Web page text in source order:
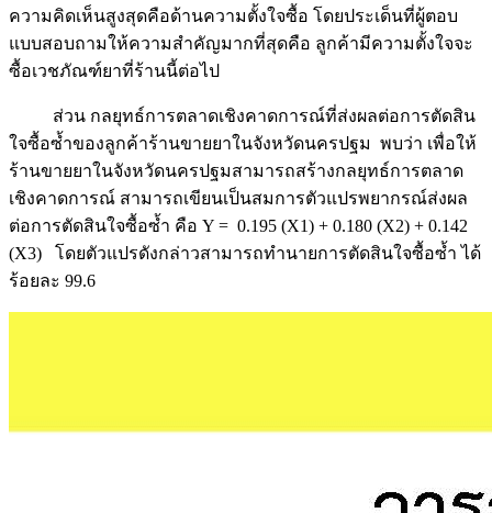
ความคิดเห็นสูงสุดคือด้านความตั้งใจซื้อ โดยประเด็นที่ผู้ตอบ
แบบสอบถามให้ความสำคัญมากที่สุดคือ ลูกค้ามีความตั้งใจจะ
ซื้อเวชภัณฑ์ยาที่ร้านนี้ต่อไป
ส่วน กลยุทธ์การตลาดเชิงคาดการณ์ที่ส่งผลต่อการตัดสิน
ใจซื้อซ้ำของลูกค้าร้านขายยาในจังหวัดนครปฐม พบว่า เพื่อให้
ร้านขายยาในจังหวัดนครปฐมสามารถสร้างกลยุทธ์การตลาด
เชิงคาดการณ์ สามารถเขียนเป็นสมการตัวแปรพยากรณ์ส่งผล
ต่อการตัดสินใจซื้อซ้ำ คือ Y = 0.195 (X1) + 0.180 (X2) + 0.142
(X3) โดยตัวแปรดังกล่าวสามารถทำนายการตัดสินใจซื้อซ้ำ ได้
ร้อยละ 99.6